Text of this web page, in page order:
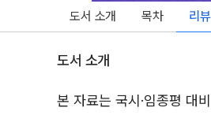
도서 소개 목차 리
도서 소개
본 자료는 국시·임종평 대